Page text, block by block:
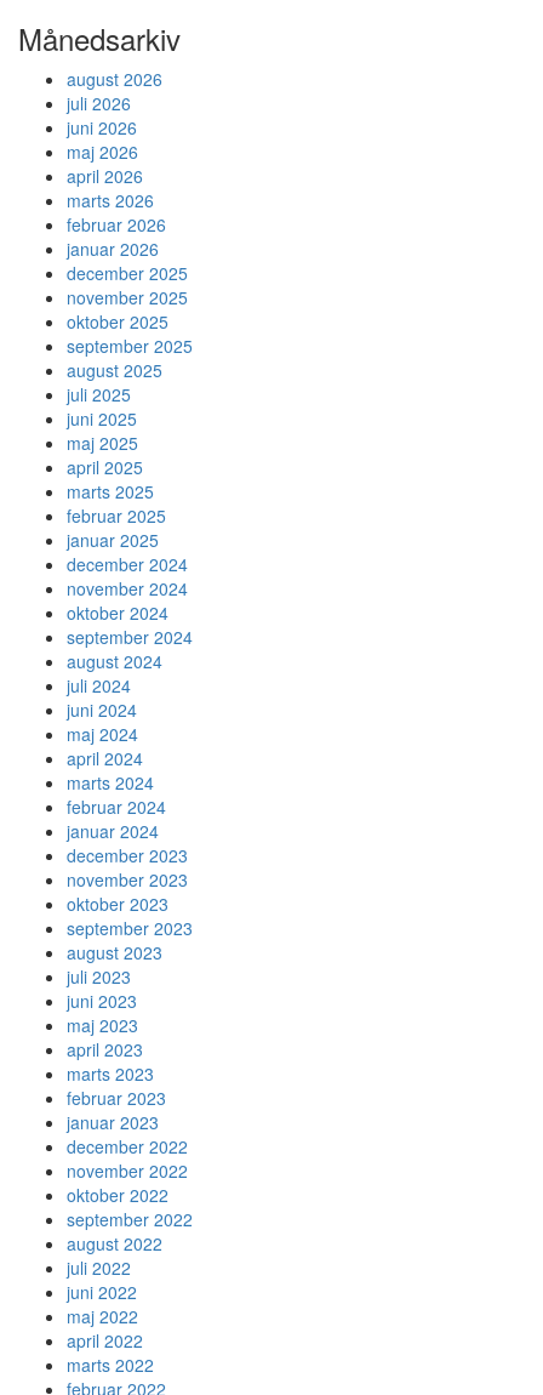
Månedsarkiv
august 2026
juli 2026
juni 2026
maj 2026
april 2026
marts 2026
februar 2026
januar 2026
december 2025
november 2025
oktober 2025
september 2025
august 2025
juli 2025
juni 2025
maj 2025
april 2025
marts 2025
februar 2025
januar 2025
december 2024
november 2024
oktober 2024
september 2024
august 2024
juli 2024
juni 2024
maj 2024
april 2024
marts 2024
februar 2024
januar 2024
december 2023
november 2023
oktober 2023
september 2023
august 2023
juli 2023
juni 2023
maj 2023
april 2023
marts 2023
februar 2023
januar 2023
december 2022
november 2022
oktober 2022
september 2022
august 2022
juli 2022
juni 2022
maj 2022
april 2022
marts 2022
februar 2022